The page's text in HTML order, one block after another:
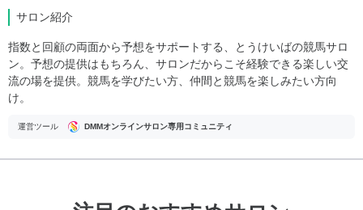
サロン紹介
指数と回顧の両面から予想をサポートする、とうけいばの競馬サロ
ン。予想の提供はもちろん、サロンだからこそ経験できる楽しい交
流の場を提供。競馬を学びたい方、仲間と競馬を楽しみたい方向
け。
運営ツール DMMオンラインサロン専用コミュニティ